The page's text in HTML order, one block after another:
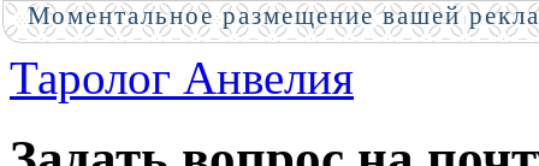
Таролог Анвелия
Моментальное размещение вашей